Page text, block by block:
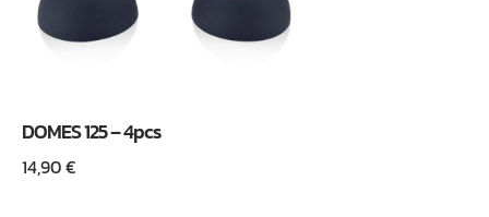
DOMES 125 – 4pcs
14,90€